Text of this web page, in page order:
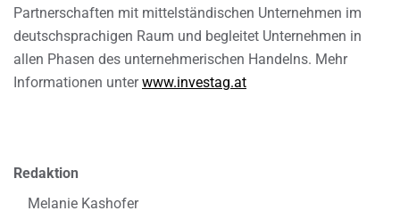
Partnerschaften mit mittelständischen Unternehmen im
deutschsprachigen Raum und begleitet Unternehmen in
allen Phasen des unternehmerischen Handelns. Mehr
Informationen unterwww.investag.at
Redaktion
Melanie Kashofer